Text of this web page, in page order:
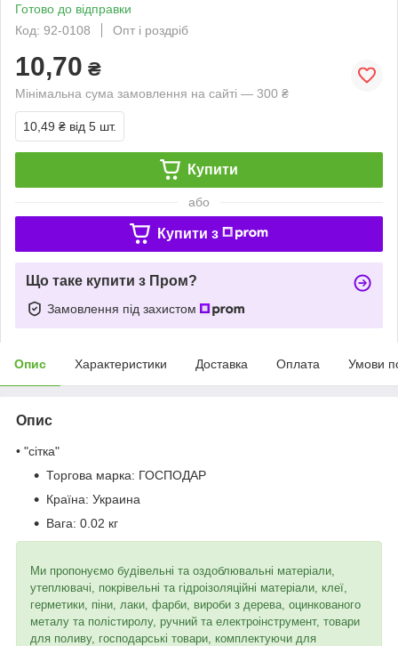
Готово до відправки
Код: 92-0108
Опт і роздріб
10,70 ₴
Мінімальна сума замовлення на сайті — 300 ₴
10,49 ₴ від 5 шт.
Купити
або
Купити з
Що таке купити з Пром?
Замовлення під захистом
Опис Характеристики Доставка Оплата Умови
Опис
• "сітка"
Торгова марка: ГОСПОДАР
Країна: Украина
Вага: 0.02 кг
Ми пропонуємо будівельні та оздоблювальні матеріали,
утеплювачі, покрівельні та гідроізоляційні матеріали, клеї,
герметики, піни, лаки, фарби, вироби з дерева, оцинкованого
металу та полістиролу, ручний та електроінструмент, товари
для поливу, господарські товари, комплектуючи для